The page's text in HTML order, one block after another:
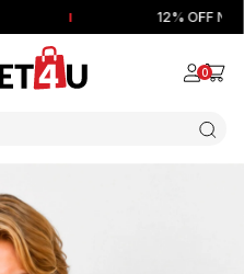
12% OFF NA
0